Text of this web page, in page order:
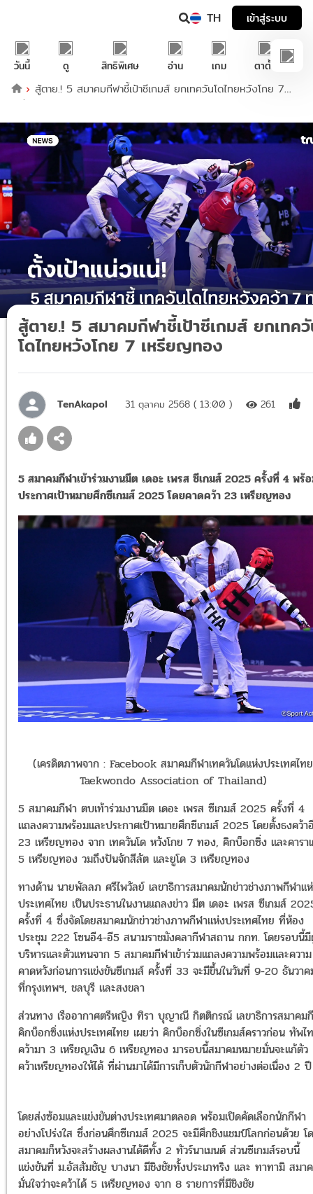
TH เข้าสู่ระบบ
วันนี้ ดู สิทธิพิเศษ อ่าน เกม ตาตั้ง
สู้ตาย.! 5 สมาคมกีฬาชี้เป้าซีเกมส์ ยกเทควันโดไทยหวังโกย 7
เหรียญทอง
สู้ตาย.! 5 สมาคมกีฬาชี้เป้าซีเกมส์ ยกเทค
โดไทยหวังโกย 7 เหรียญทอง
TenAkapol 31 ตุลาคม 2568 ( 13:00 ) 261
5 สมาคมกีฬาเข้าร่วมงานมีต เดอะ เพรส ซีเกมส์ 2025 ครั้งที่ 4 พร้
ประกาศเป้าหมายศึกซีเกมส์ 2025 โดยคาดคว้า 23 เหรียญทอง
(เครดิตภาพจาก : Facebook สมาคมกีฬาเทควันโดแห่งประเทศไทย
Taekwondo Association of Thailand)
5 สมาคมกีฬา ตบเท้าร่วมงานมีต เดอะ เพรส ซีเกมส์ 2025 ครั้งที่ 4
แถลงความพร้อมและประกาศเป้าหมายศึกซีเกมส์ 2025 โดยตั้งธงคว้า
23 เหรียญทอง จาก เทควันโด หวังโกย 7 ทอง, คิกบ็อกซิ่ง และคารา
5 เหรียญทอง วมถึงปันจักสีลัต และยูโด 3 เหรียญทอง
ทางด้าน นายพัลลภ ศรีไพวัลย์ เลขาธิการสมาคมนักข่าวช่างภาพกีฬาแ
ประเทศไทย เป็นประธานในงานแถลงข่าว มีต เดอะ เพรส ซีเกมส์
ครั้งที่ 4 ซึ่งจัดโดยสมาคมนักข่าวช่างภาพกีฬาแห่งประเทศไทย ที่ห้อง
ประชุม 222 โซนอี4-อี5 สนามราชมังคลากีฬาสถาน กกท. โดยรอบนี้
บริหารและตัวแทนจาก 5 สมาคมกีฬาเข้าร่วมแถลงความพร้อมและความ
คาดหวังก่อนการแข่งขันซีเกมส์ ครั้งที่ 33 จะมีขึ้นในวันที่ 9-20 ธันวา
ที่กรุงเทพฯ, ชลบุรี และสงขลา
ส่วนทาง เรืออากาศตรีหญิง ทิรา บุญาณี กิตติกรณ์ เลขาธิการสมาคม
คิกบ็อกซิ่งแห่งประเทศไทย เผยว่า คิกบ็อกซิ่งในซีเกมส์คราวก่อน ทัพไ
คว้ามา 3 เหรียญเงิน 6 เหรียญทอง มารอบนี้สมาคมหมายมั่นจะแก้ตัว
คว้าเหรียญทองให้ได้ ที่ผ่านมาได้มีการเก็บตัวนักกีฬาอย่างต่อเนื่อง 2 ปี
โดยส่งซ้อมและแข่งขันต่างประเทศมาตลอด พร้อมเปิดคัดเลือกนักกีฬา
อย่างโปร่งใส ซึ่งก่อนศึกซีเกมส์ 2025 จะมีศึกชิงแชมป์โลกก่อนด้วย โ
สมาคมก็หวังจะสร้างผลงานได้ดีทั้ง 2 ทัวร์นาเมนต์ ส่วนซีเกมส์รอบนี้
แข่งขันที่ ม.อัสสัมชัญ บางนา มีชิงชัยทั้งประเภทริง และ ทาทามิ สมา
มั่นใจว่าจะคว้าได้ 5 เหรียญทอง จาก 8 รายการที่มีชิงชัย